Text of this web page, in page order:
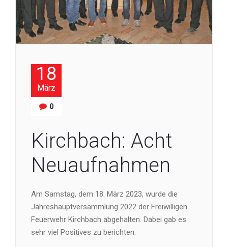
18
März
0
Kirchbach: Acht
Neuaufnahmen
Am Samstag, dem 18. März 2023, wurde die
Jahreshauptversammlung 2022 der Freiwilligen
Feuerwehr Kirchbach abgehalten. Dabei gab es
sehr viel Positives zu berichten.